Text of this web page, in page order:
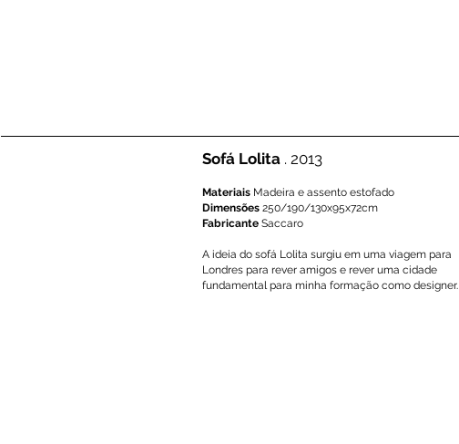
Sofá Lolita . 2013
Materiais Madeira e assento estofado
Dimensões 250/190/130x95x72cm
Fabricante Saccaro
​A ideia do sofá Lolita surgiu em uma viagem para
Londres para rever amigos e rever uma cidade
fundamental para minha formação como designer.